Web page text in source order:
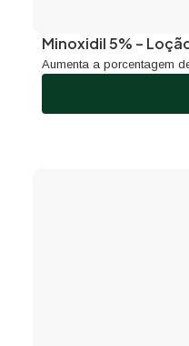
Minoxidil 5% –
Aumenta a porcentagem